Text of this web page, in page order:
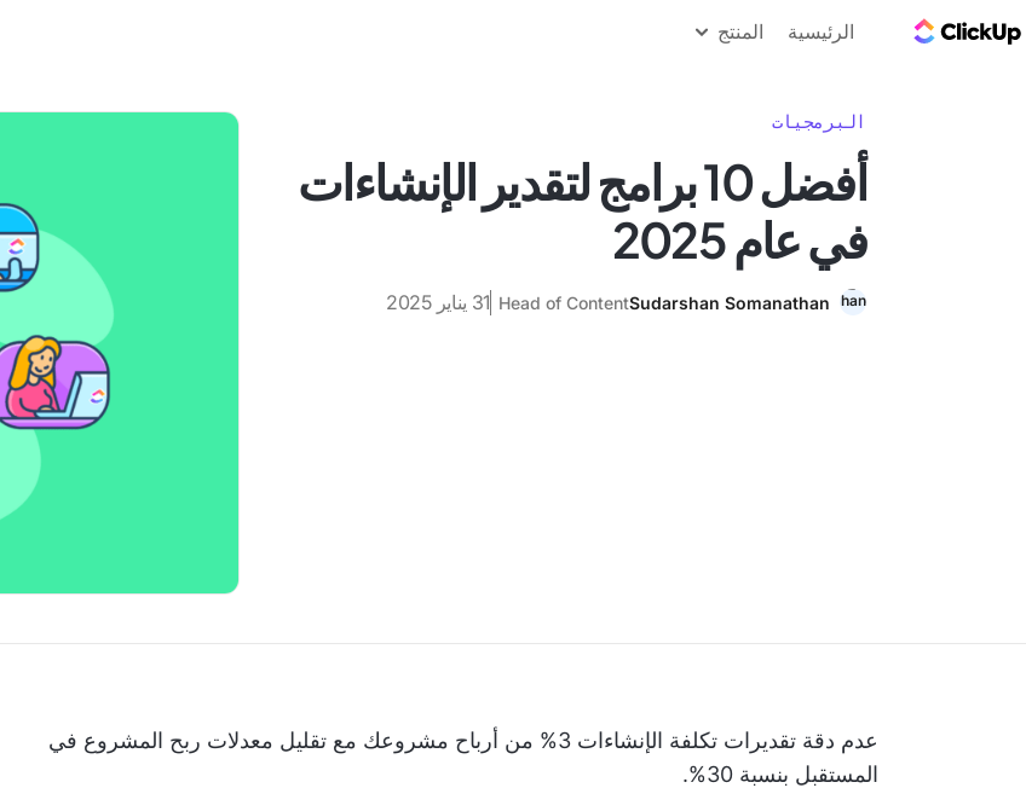
الرئيسية المنتج
البرمجيات
أفضل 10 برامج لتقدير الإنشاءات
في عام 2025
Sudarshan Somanathan
Head of Content 31 يناير 2025
عدم دقة تقديرات تكلفة الإنشاءات 3% من أرباح مشروعك
مع تقليل معدلات ربح المشروع في
المستقبل بنسبة 30%.